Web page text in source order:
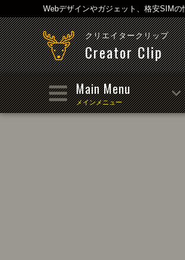
Webデザインやガジェット、格安SIM
クリエイタークリップ
Creator Clip
Main Menu
メインメニュー